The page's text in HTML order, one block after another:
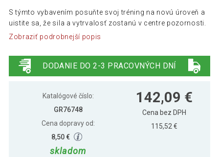
S týmto vybavením posuňte svoj tréning na novú úroveň a
uistite sa, že sila a vytrvalosť zostanú v centre pozornosti.
Zobraziť podrobnejší popis
DODANIE DO 2-3 PRACOVNÝCH DNÍ
Katalógové číslo:
GR76748
Cena dopravy od:
8,50 €
skladom
142,09 €
Cena bez DPH
115,52 €